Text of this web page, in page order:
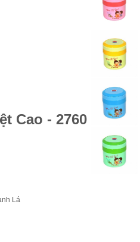
Cao - 2760 - SL
Lá